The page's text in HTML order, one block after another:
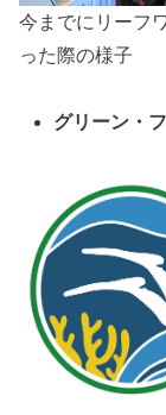
今までにリーフ
った際の様子
グリーン・